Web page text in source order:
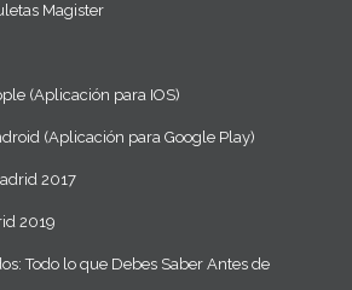
Magister
(Aplicación para IOS)
(Aplicación para Google Play)
2017
2019
Todo lo que Debes Saber Antes de